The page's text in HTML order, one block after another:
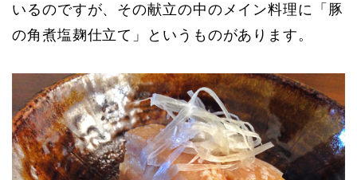
いるのですが、その献立の中のメイン料理に「豚
の角煮塩麹仕立て」というものがあります。